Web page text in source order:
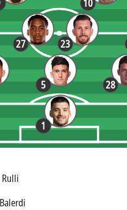
28
23
1
5
10
27